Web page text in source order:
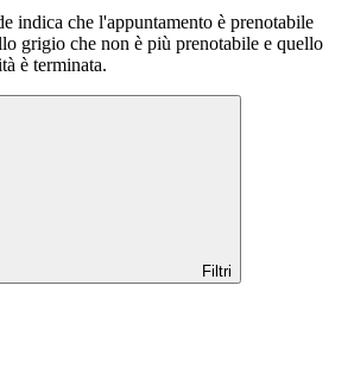
indica che l'appuntamento è prenotabile
grigio che non è più prenotabile e quello
è terminata.
Filtri